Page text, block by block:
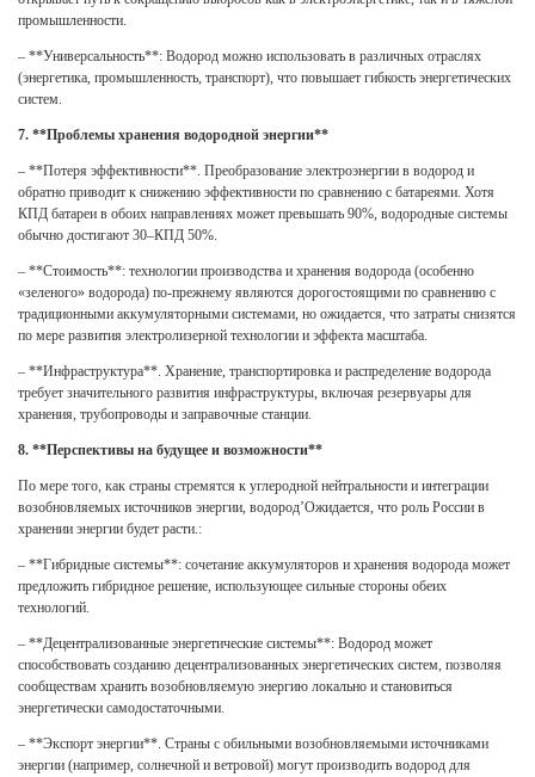
промышленности.
– **Универсальность**: Водород можно использовать в различных отраслях
(энергетика, промышленность, транспорт), что повышает гибкость энергетических
систем.
7. **Проблемы хранения водородной энергии**
– **Потеря эффективности**. Преобразование электроэнергии в водород и
обратно приводит к снижению эффективности по сравнению с батареями. Хотя
КПД батареи в обоих направлениях может превышать 90%, водородные системы
обычно достигают 30–КПД 50%.
– **Стоимость**: технологии производства и хранения водорода (особенно
«зеленого» водорода) по-прежнему являются дорогостоящими по сравнению с
традиционными аккумуляторными системами, но ожидается, что затраты снизятся
по мере развития электролизерной технологии и эффекта масштаба.
– **Инфраструктура**. Хранение, транспортировка и распределение водорода
требует значительного развития инфраструктуры, включая резервуары для
хранения, трубопроводы и заправочные станции.
8. **Перспективы на будущее и возможности**
По мере того, как страны стремятся к углеродной нейтральности и интеграции
возобновляемых источников энергии, водород’Ожидается, что роль России в
хранении энергии будет расти.:
– **Гибридные системы**: сочетание аккумуляторов и хранения водорода может
предложить гибридное решение, использующее сильные стороны обеих
технологий.
– **Децентрализованные энергетические системы**: Водород может
способствовать созданию децентрализованных энергетических систем, позволяя
сообществам хранить возобновляемую энергию локально и становиться
энергетически самодостаточными.
– **Экспорт энергии**. Страны с обильными возобновляемыми источниками
энергии (например, солнечной и ветровой) могут производить водород для